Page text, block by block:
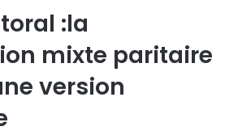
:la
mixte paritaire
version